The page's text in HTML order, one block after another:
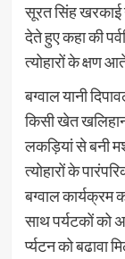
सूरत सिंह खरकाई
देते हुए कहा की
त्योहारों के क्षण
बग्वाल यानी
किसी खेत
लकड़ियां से बनी
त्योहारों के
बग्वाल कार्यक्रम
साथ पर्यटकों
र्प्यटन को बढावा